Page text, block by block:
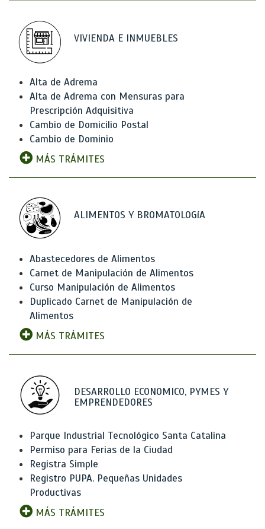
VIVIENDA E INMUEBLES
Alta de Adrema
Alta de Adrema con Mensuras para
Prescripción Adquisitiva
Cambio de Domicilio Postal
Cambio de Dominio
MÁS TRÁMITES
ALIMENTOS Y BROMATOLOGíA
Abastecedores de Alimentos
Carnet de Manipulación de Alimentos
Curso Manipulación de Alimentos
Duplicado Carnet de Manipulación de
Alimentos
MÁS TRÁMITES
DESARROLLO ECONOMICO, PYMES Y
EMPRENDEDORES
Parque Industrial Tecnológico Santa Catalina
Permiso para Ferias de la Ciudad
Registra Simple
Registro PUPA. Pequeñas Unidades
Productivas
MÁS TRÁMITES